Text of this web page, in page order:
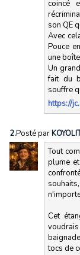
coincé
son QE
Avec
Pouce
une
Un
fait du
souffre
https://
2.Posté par
Tout
plume
Cet
tocs de